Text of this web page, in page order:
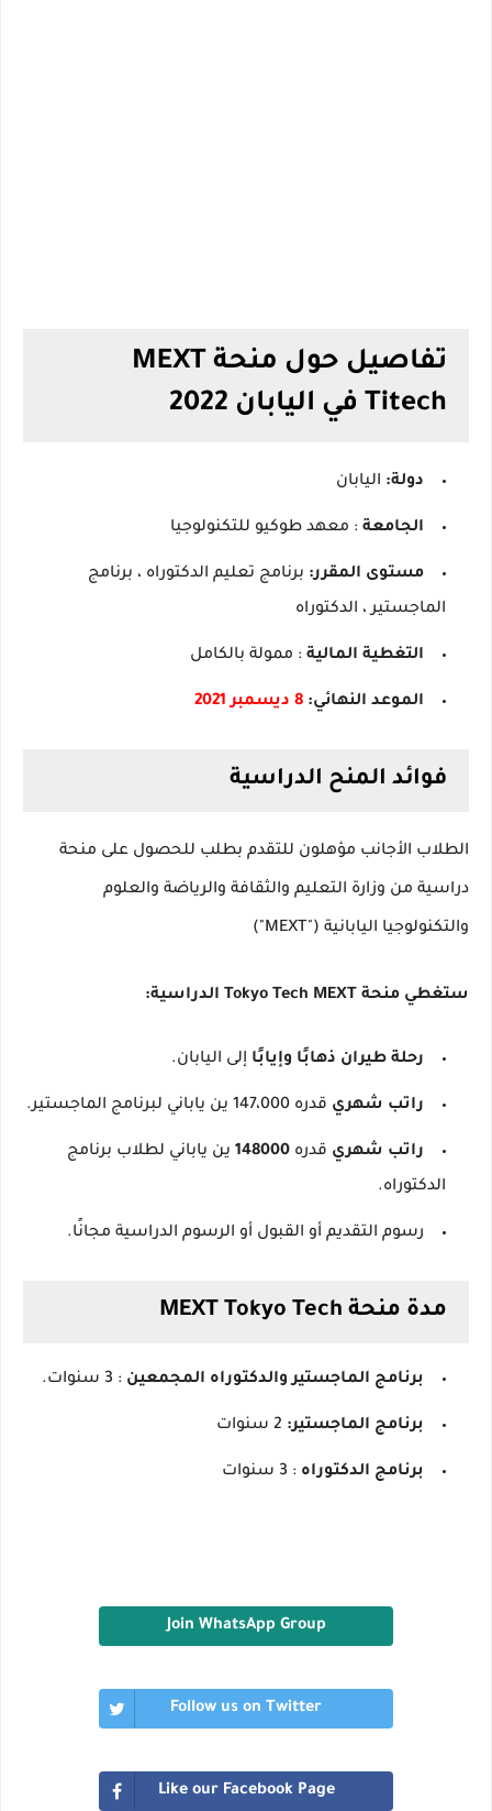
تفاصيل حول منحة MEXT
Titech في اليابان 2022
دولة: اليابان
الجامعة : معهد طوكيو للتكنولوجيا
مستوى المقرر: برنامج تعليم الدكتوراه ، برنامج
الماجستير ، الدكتوراه
التغطية المالية : ممولة بالكامل
الموعد النهائي: 8 ديسمبر 2021
فوائد المنح الدراسية
الطلاب الأجانب مؤهلون للتقدم بطلب للحصول على منحة
دراسية من وزارة التعليم والثقافة والرياضة والعلوم
والتكنولوجيا اليابانية ("MEXT")
ستغطي منحة Tokyo Tech MEXT الدراسية:
رحلة طيران ذهابًا وإيابًا إلى اليابان.
راتب شهري قدره 147،000 ين ياباني لبرنامج الماجستير.
راتب شهري قدره 148000 ين ياباني لطلاب برنامج
الدكتوراه.
رسوم التقديم أو القبول أو الرسوم الدراسية مجانًا.
مدة منحة MEXT Tokyo Tech
برنامج الماجستير والدكتوراه المجمعين : 3 سنوات.
برنامج الماجستير:
برنامج الدكتوراه : 3 سنوات
Join WhatsApp Group
Follow us on Twitter
Like our Facebook Page